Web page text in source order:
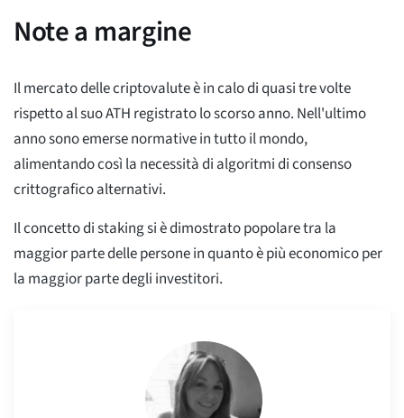
Note a margine
Il mercato delle criptovalute è in calo di quasi tre volte
rispetto al suo ATH registrato lo scorso anno. Nell'ultimo
anno sono emerse normative in tutto il mondo,
alimentando così la necessità di algoritmi di consenso
crittografico alternativi.
Il concetto di staking si è dimostrato popolare tra la
maggior parte delle persone in quanto è più economico per
la maggior parte degli investitori.